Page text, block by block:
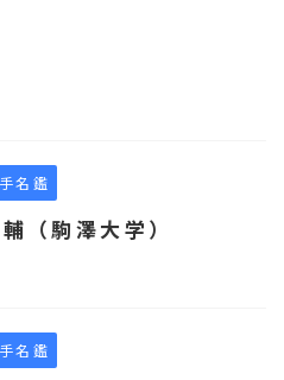
名鑑
（駒澤大学）
名鑑